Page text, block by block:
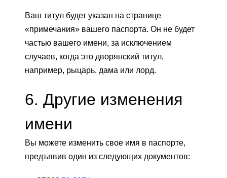
Ваш титул будет указан на странице
«примечания» вашего паспорта. Он не будет
частью вашего имени, за исключением
случаев, когда это дворянский титул,
например, рыцарь, дама или лорд.
6. Другие изменения
имени
Вы можете изменить свое имя в паспорте,
предъявив один из следующих документов: